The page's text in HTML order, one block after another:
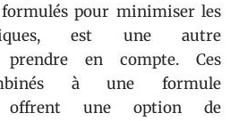
formulés pour minimiser les
est une autre
prendre en compte. Ces
à une formule
offrent une option de